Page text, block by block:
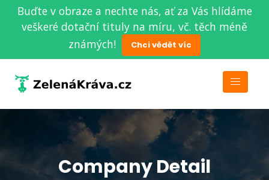
Buďte v obraze a nechte nás, ať za Vás hlídáme
veškeré dotační tituly na míru, vč. těch méně
známých!
Chci vědět víc
Company Detail